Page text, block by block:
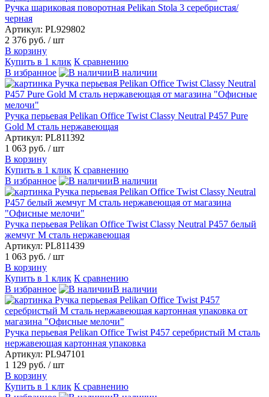
Ручка шариковая поворотная Pelikan Stola 3 серебристая/
черная
Артикул: PL929802
2 376 руб. / шт
В корзину
Купить в 1 клик К сравнению
В избранное
В наличии
Ручка перьевая Pelikan Office Twist Classy Neutral P457 Pure
Gold M сталь нержавеющая
Артикул: PL811392
1 063 руб. / шт
В корзину
Купить в 1 клик К сравнению
В избранное
В наличии
Ручка перьевая Pelikan Office Twist Classy Neutral P457 белый
жемчуг M сталь нержавеющая
Артикул: PL811439
1 063 руб. / шт
В корзину
Купить в 1 клик К сравнению
В избранное
В наличии
Ручка перьевая Pelikan Office Twist P457 серебристый M сталь
нержавеющая картонная упаковка
Артикул: PL947101
1 129 руб. / шт
В корзину
Купить в 1 клик К сравнению